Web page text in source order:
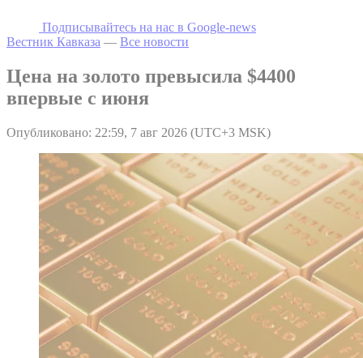
Подписывайтесь на наc в Google-news
Вестник Кавказа — Все новости
Цена на золото превысила $4400
впервые с июня
Опубликовано: 22:59, 7 авг 2026 (UTC+3 MSK)